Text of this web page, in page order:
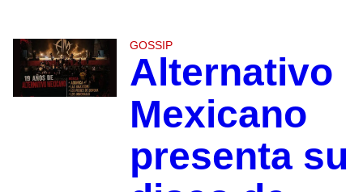
GOSSIP
Alternativo
Mexicano
presenta su